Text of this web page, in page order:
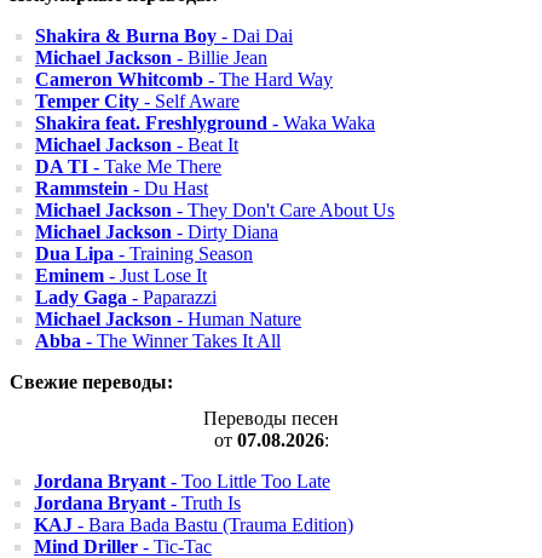
Shakira & Burna Boy - Dai Dai
Michael Jackson - Billie Jean
Cameron Whitcomb - The Hard Way
Temper City - Self Aware
Shakira feat. Freshlyground - Waka Waka
Michael Jackson - Beat It
DA TI - Take Me There
Rammstein - Du Hast
Michael Jackson - They Don't Care About Us
Michael Jackson - Dirty Diana
Dua Lipa - Training Season
Eminem - Just Lose It
Lady Gaga - Paparazzi
Michael Jackson - Human Nature
Abba - The Winner Takes It All
Свежие переводы:
Переводы песен
от 07.08.2026:
Jordana Bryant - Too Little Too Late
Jordana Bryant - Truth Is
KAJ - Bara Bada Bastu (Trauma Edition)
Mind Driller - Tic-Tac